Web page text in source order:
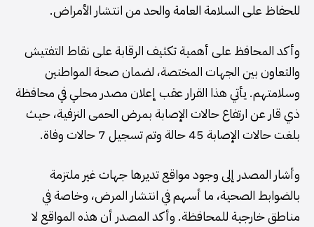
للحفاظ على السلامة العامة والحد من انتشار الأمراض.
وأكد المحافظ على أهمية تكثيف الرقابة على نقاط التفتيش
والتعاون بين الجهات المختصة، لضمان صحة المواطنين
وسلامتهم. يأتي هذا القرار عقب إعلان مصدر محلي في محافظة
ذي قار عن ارتفاع حالات الإصابة بمرض الحمى النزفية، حيث
بلغت حالات الإصابة 45 حالة وتم تسجيل 7 حالات وفاة.
وأشار المصدر إلى وجود مواقع تديرها جهات غير ملتزمة
بالضوابط الصحية، ما أسهم في انتشار المرض، وخاصة في
مناطق خارجية للمحافظة. وأكد المصدر أن هذه المواقع لا